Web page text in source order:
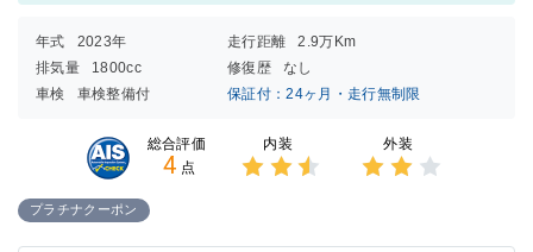
年式 2023年 走行距離
2.9万Km
排気量
1800cc 修復歴
なし
車検
車検整備付 保証付：24ヶ月・走行無制限
総合評価
4 点
内装 外装
プラチナクーポン